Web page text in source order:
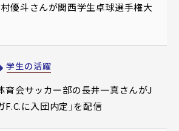
優斗さんが関西学生卓球選手権大
学生の活躍
育会サッカー部の長井一真さんがJ
F.C.に入団内定」を配信